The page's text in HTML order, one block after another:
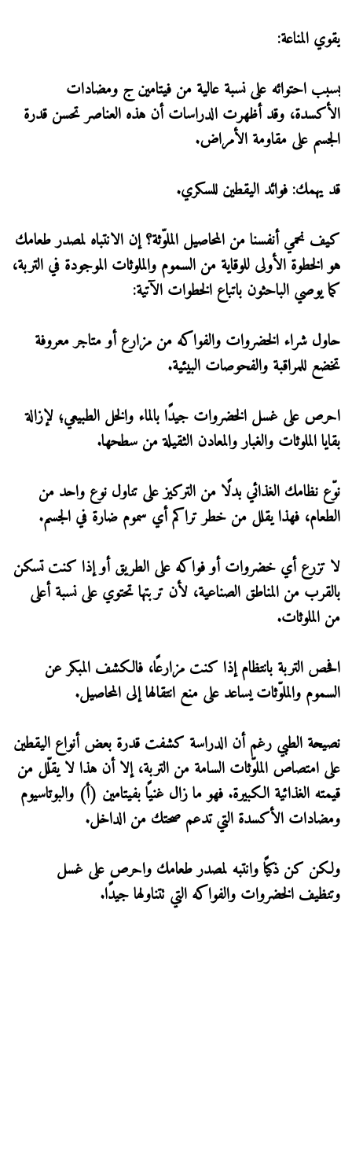
يقوي المناعة:
بسبب احتوائه على نسبة عالية من فيتامين ج ومضادات
الأكسدة، وقد أظهرت الدراسات أن هذه العناصر تحسن قدرة
الجسم على مقاومة الأمراض.
قد يهمك: فوائد اليقطين للسكري.
كيف نحمي أنفسنا من المحاصيل الملوّثة؟ إن الانتباه لمصدر طعامك
هو الخطوة الأولى للوقاية من السموم والملوثات الموجودة في التربة،
كما يوصي الباحثون باتباع الخطوات الآتية:
حاول شراء الخضروات والفواكه من مزارع أو متاجر معروفة
تخضع للمراقبة والفحوصات البيئية.
احرص على غسل الخضروات جيدًا بالماء والخل الطبيعي؛ لإزالة
بقايا الملوثات والغبار والمعادن الثقيلة من سطحها.
نوّع نظامك الغذائي بدلًا من التركيز على تناول نوع واحد من
الطعام، فهذا يقلل من خطر تراكم أي سموم ضارة في الجسم.
لا تزرع أي خضروات أو فواكه على الطريق أو إذا كنت تسكن
بالقرب من المناطق الصناعية، لأن تربتها تحتوي على نسبة أعلى
من الملوثات.
افحص التربة بانتظام إذا كنت مزارعًا، فالكشف المبكر عن
السموم والملوّثات يساعد على منع انتقالها إلى المحاصيل.
نصيحة الطبي رغم أن الدراسة كشفت قدرة بعض أنواع اليقطين
على امتصاص الملوّثات السامة من التربة، إلا أن هذا لا يقلّل من
قيمته الغذائية الكبيرة. فهو ما زال غنيًا بفيتامين (أ) والبوتاسيوم
ومضادات الأكسدة التي تدعم صحتك من الداخل.
ولكن كن ذكيًا وانتبه لمصدر طعامك واحرص على غسل
وتنظيف الخضروات والفواكه التي تتناولها جيدًا.